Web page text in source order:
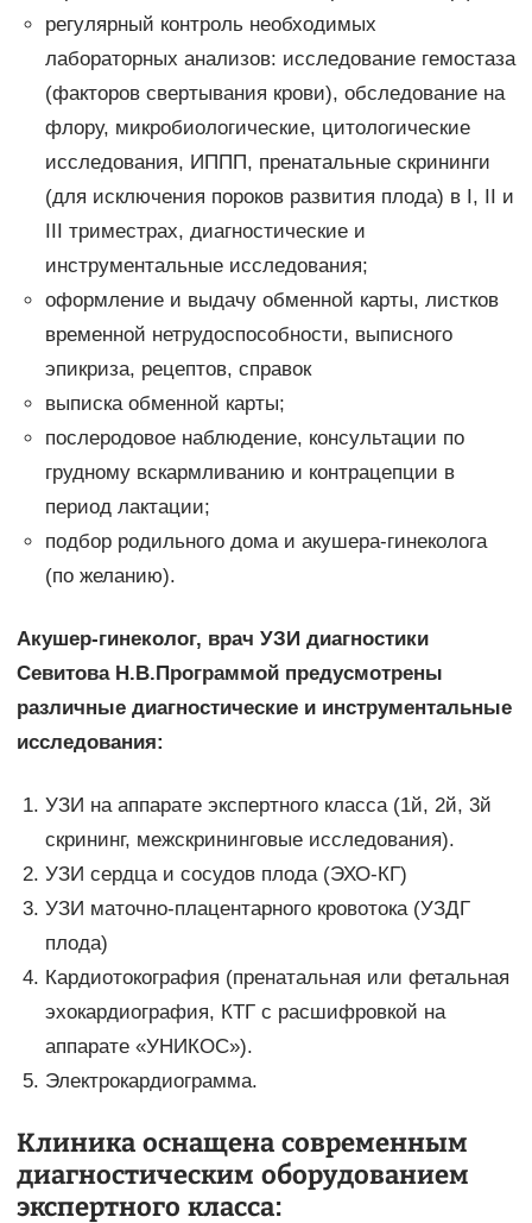
регулярный контроль необходимых
лабораторных анализов: исследование гемостаза
(факторов свертывания крови), обследование на
флору, микробиологические, цитологические
исследования, ИППП, пренатальные скрининги
(для исключения пороков развития плода) в I, II и
III триместрах, диагностические и
инструментальные исследования;
оформление и выдачу обменной карты, листков
временной нетрудоспособности, выписного
эпикриза, рецептов, справок
выписка обменной карты;
послеродовое наблюдение, консультации по
грудному вскармливанию и контрацепции в
период лактации;
подбор родильного дома и акушера-гинеколога
(по желанию).
Акушер-гинеколог, врач УЗИ диагностики
Севитова Н.В.Программой предусмотрены
различные диагностические и инструментальные
исследования:
УЗИ на аппарате экспертного класса (1й, 2й, 3й
скрининг, межскрининговые исследования).
УЗИ сердца и сосудов плода (ЭХО-КГ)
УЗИ маточно-плацентарного кровотока (УЗДГ
плода)
Кардиотокография (пренатальная или фетальная
эхокардиография, КТГ с расшифровкой на
аппарате «УНИКОС»).
Электрокардиограмма.
Клиника оснащена современным
диагностическим оборудованием
экспертного класса: